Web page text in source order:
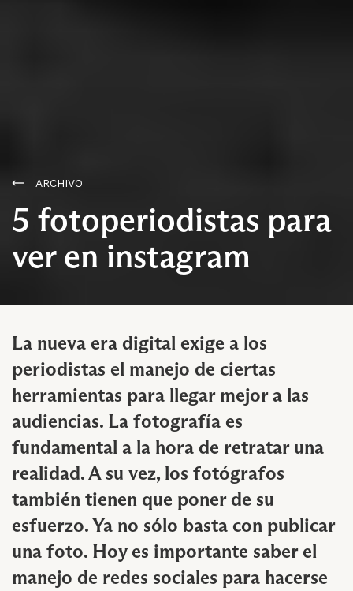
ARCHIVO
5 fotoperiodistas para
ver en instagram
La nueva era digital exige a los
periodistas el manejo de ciertas
herramientas para llegar mejor a las
audiencias. La fotografía es
fundamental a la hora de retratar una
realidad. A su vez, los fotógrafos
también tienen que poner de su
esfuerzo. Ya no sólo basta con publicar
una foto. Hoy es importante saber el
manejo de redes sociales para hacerse